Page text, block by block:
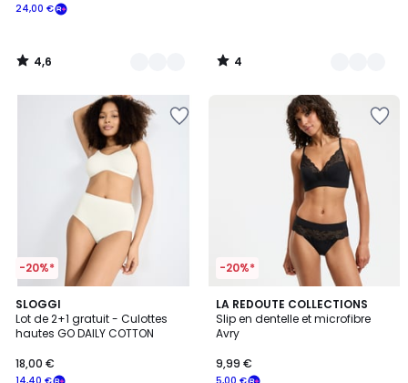
24,00 €
4,6
/
4
/
-20%*
SLOGGI
Lot de 2+1 gratuit - Culottes
hautes GO DAILY COTTON
18,00 €
4,7
/ 5
4
Couleurs
-20%*
LA REDOUTE COLLECTIONS
Slip en dentelle et microfibre
Avry
9,99 €
4,4
/ 5
3
Couleurs